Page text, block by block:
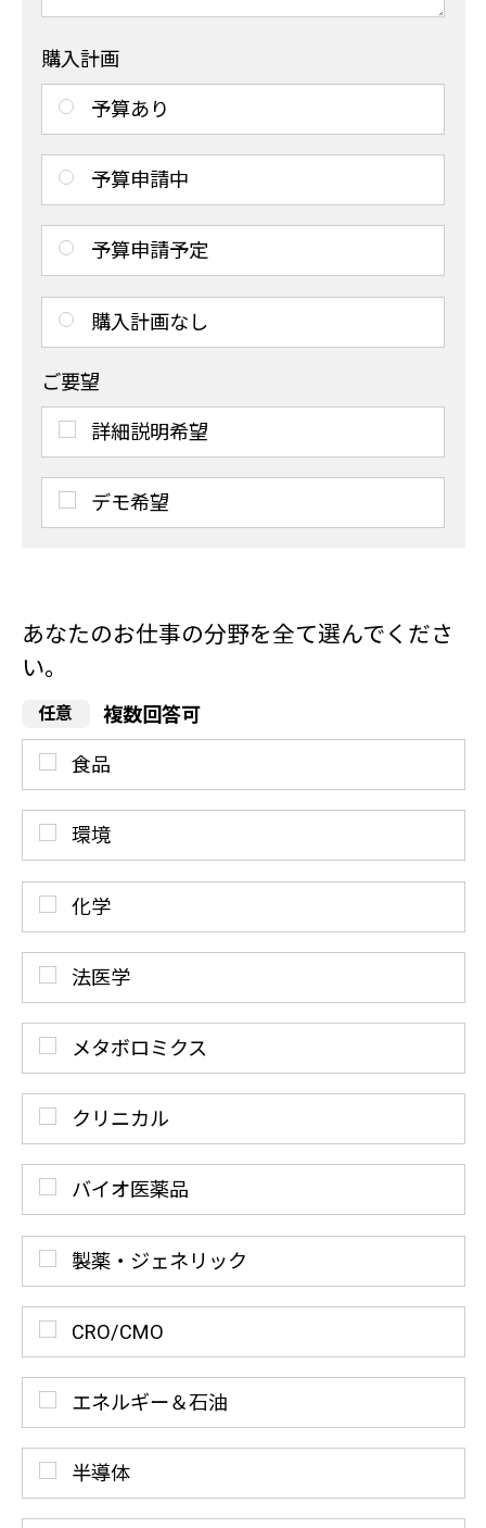
購入計画
予算あり
予算申請中
予算申請予定
購入計画なし
ご要望
詳細説明希望
デモ希望
あなたのお仕事の分野を全て選んでくださ
い。
複数回答可
食品
環境
化学
法医学
メタボロミクス
クリニカル
バイオ医薬品
製薬・ジェネリック
CRO/CMO
エネルギー＆石油
半導体